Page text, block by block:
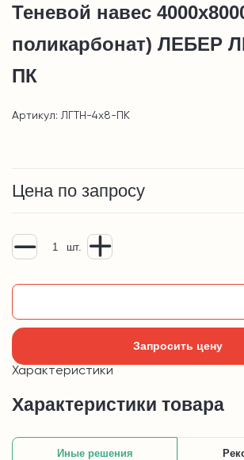
Теневой навес
поликарбонат) ЛЕБЕР
ПК
Артикул: ЛГТН-4х8-ПК
Цена по запросу
шт.
Запросить цену
Характеристики
Характеристики товара
Иные решения